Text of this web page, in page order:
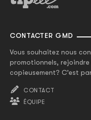
CONTACTER GMD
Vous souhaitez nous
promotionnels,
copieusement? C'est
CONTACT
ÉQUIPE